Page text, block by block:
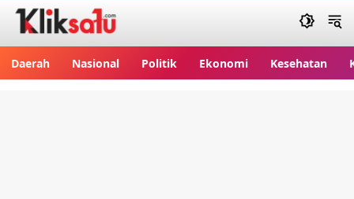
Daerah Nasional Politik Ekonomi Kesehatan